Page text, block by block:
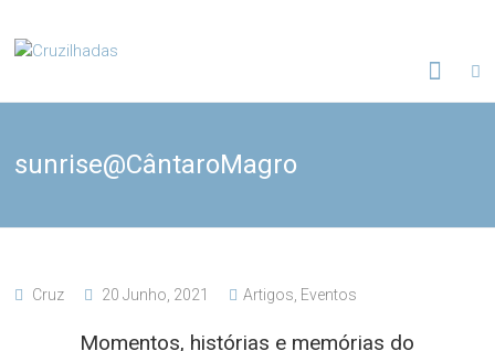
content
Cruzilhadas
sunrise@CântaroMagro
Cruz 20 Junho, 2021 Artigos Eventos
Momentos, histórias e memórias do